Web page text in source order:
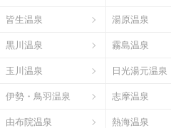
皆生温泉 湯原温泉
黒川温泉 霧島温泉
玉川温泉 日光湯元温泉
伊勢・鳥羽温泉 志摩温泉
由布院温泉 熱海温泉